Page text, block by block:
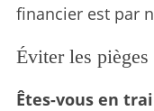
financier est par
Éviter les
Êtes-vous en